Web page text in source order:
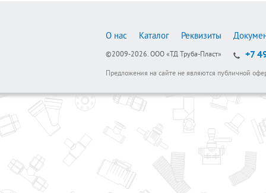
О нас Каталог Реквизиты
©2009-2026. ООО «ТД Труба-Пласт» +7
Предложения на сайте не являются публичной